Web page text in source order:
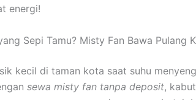
energi!
Sepi Tamu? Misty Fan Bawa Pulang
kecil di taman kota saat suhu
sewa misty fan tanpa deposit,